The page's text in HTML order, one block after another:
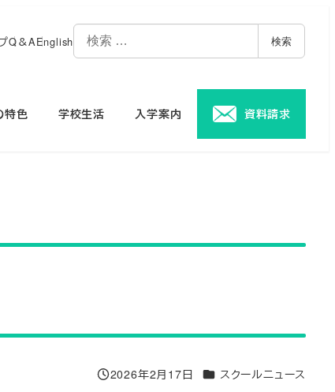
検索
Q＆AEnglish
特色 学校生活 入学案内 資料請求
投稿日
2026年2月17日 カテゴリー
スクールニュース